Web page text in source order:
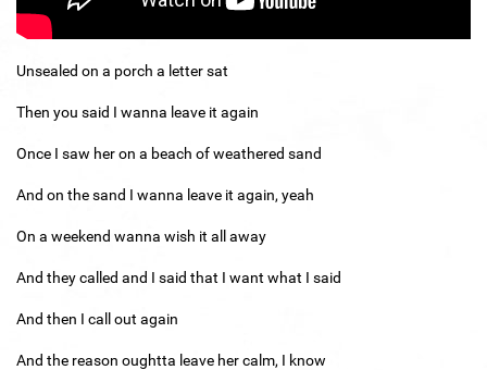
Unsealed on a porch a letter sat
Then you said I wanna leave it again
Once I saw her on a beach of weathered sand
And on the sand I wanna leave it again, yeah
On a weekend wanna wish it all away
And they called and I said that I want what I said
And then I call out again
And the reason oughtta leave her calm, I know